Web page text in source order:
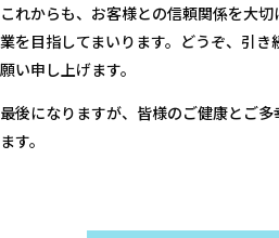
これからも、お客様との信頼関係を大
業を目指してまいります。どうぞ、引
願い申し上げます。
最後になりますが、皆様のご健康とご
ます。